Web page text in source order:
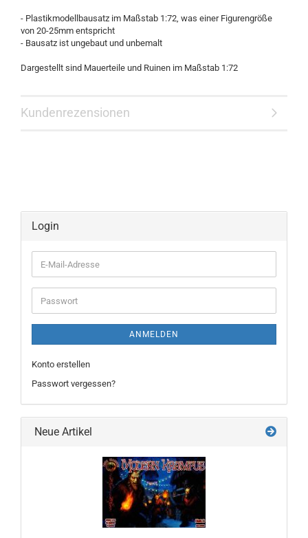
- Plastikmodellbausatz im Maßstab 1:72, was einer Figurengröße
von 20-25mm entspricht
- Bausatz ist ungebaut und unbemalt
Dargestellt sind Mauerteile und Ruinen im Maßstab 1:72
Kundenrezensionen
Login
E-
Mail-
Adresse
Passwort
ANMELDEN
Konto erstellen
Passwort vergessen?
Neue Artikel